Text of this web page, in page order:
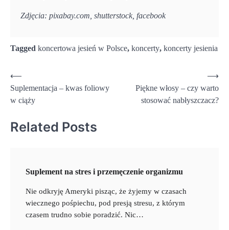
Zdjęcia: pixabay.com, shutterstock, facebook
Tagged koncertowa jesień w Polsce, koncerty, koncerty jesienia
Nawigacja
wpisu
⟵
Suplementacja – kwas foliowy
w ciąży
Piękne włosy – czy warto
stosować nabłyszczacz?
⟶
Related Posts
Suplement na stres i przemęczenie organizmu
Nie odkryję Ameryki pisząc, że żyjemy w czasach
wiecznego pośpiechu, pod presją stresu, z którym
czasem trudno sobie poradzić. Nic…